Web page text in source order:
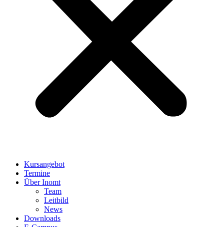
Kursangebot
Termine
Über Inomt
Team
Leitbild
News
Downloads